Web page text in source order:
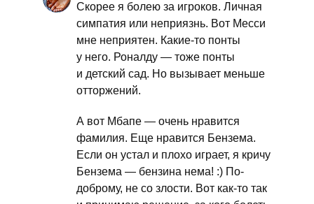
Скорее я болею за игроков. Личная
симпатия или неприязнь. Вот Месси
мне неприятен. Какие-то понты
у него. Роналду — тоже понты
и детский сад. Но вызывает меньше
отторжений.
А вот Мбапе — очень нравится
фамилия. Еще нравится Бензема.
Если он устал и плохо играет, я кричу
Бензема — бензина нема! :) По-
доброму, не со злости. Вот как-то так